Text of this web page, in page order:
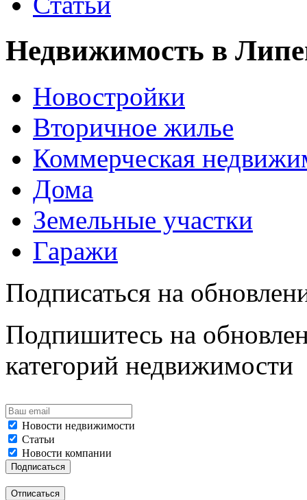
Недвижимость в
Новостройки
Вторичное жилье
Коммерческая
Дома
Земельные участки
Гаражи
Подписаться на
Подпишитесь на
категорий недвижимости
Новости недвижимости
Статьи
Новости компании